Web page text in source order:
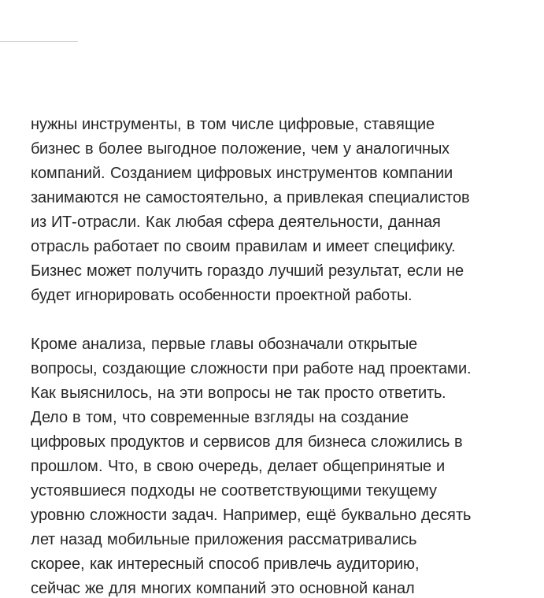
нужны инструменты, в том числе цифровые, ставящие
бизнес в более выгодное положение, чем у аналогичных
компаний. Созданием цифровых инструментов компании
занимаются не самостоятельно, а привлекая специалистов
из ИТ-отрасли. Как любая сфера деятельности, данная
отрасль работает по своим правилам и имеет специфику.
Бизнес может получить гораздо лучший результат, если не
будет игнорировать особенности проектной работы.
Кроме анализа, первые главы обозначали открытые
вопросы, создающие сложности при работе над проектами.
Как выяснилось, на эти вопросы не так просто ответить.
Дело в том, что современные взгляды на создание
цифровых продуктов и сервисов для бизнеса сложились в
прошлом. Что, в свою очередь, делает общепринятые и
устоявшиеся подходы не соответствующими текущему
уровню сложности задач. Например, ещё буквально десять
лет назад мобильные приложения рассматривались
скорее, как интересный способ привлечь аудиторию,
сейчас же для многих компаний это основной канал